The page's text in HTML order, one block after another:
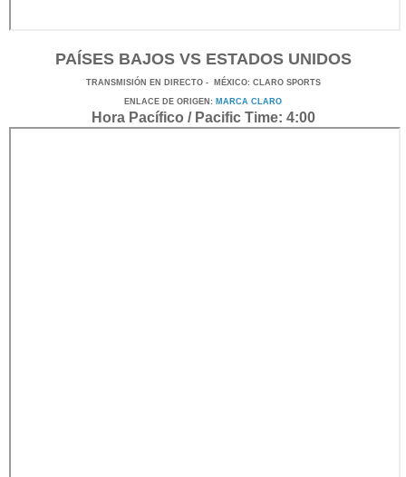
PAÍSES BAJOS VS ESTADOS UNIDOS
TRANSMISIÓN EN DI RECTO - MÉXICO: CLARO SPORTS
ENLACE DE ORIGEN: MARCA CLARO
Hora Pacífico / Pacific Time: 4:00